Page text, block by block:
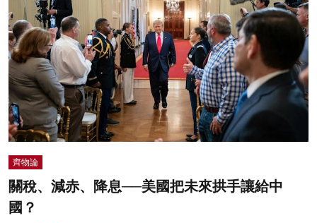
齊物論
關稅、減赤、降息──美國把未來拱手讓給中
國？